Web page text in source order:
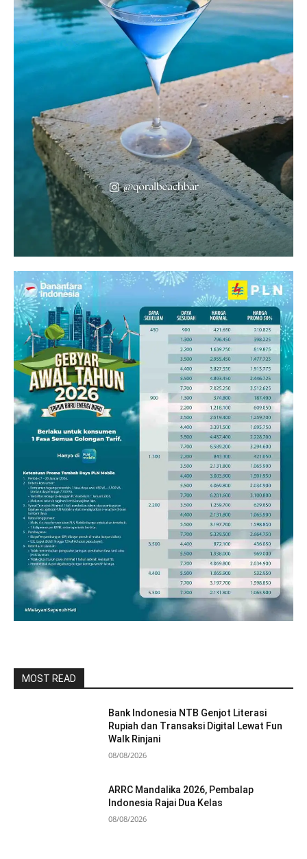
MOST READ
Bank Indonesia NTB Genjot Literasi
Rupiah dan Transaksi Digital Lewat Fun
Walk Rinjani
08/08/2026
ARRC Mandalika 2026, Pembalap
Indonesia Rajai Dua Kelas
08/08/2026